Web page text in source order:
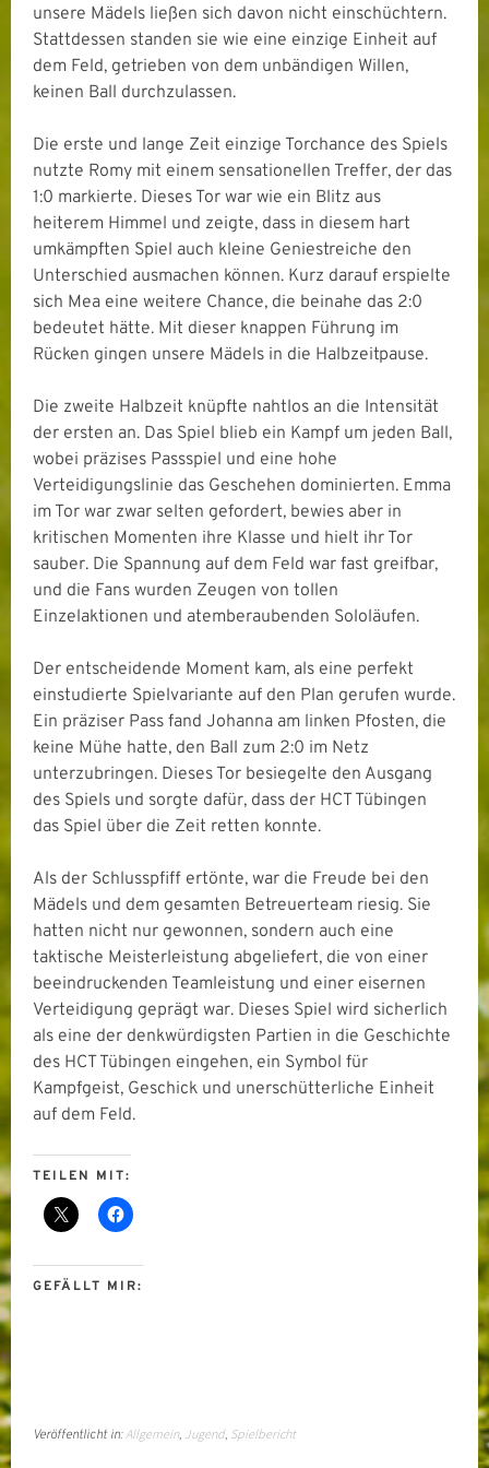
unsere Mädels ließen sich davon nicht einschüchtern.
Stattdessen standen sie wie eine einzige Einheit auf
dem Feld, getrieben von dem unbändigen Willen,
keinen Ball durchzulassen.
Die erste und lange Zeit einzige Torchance des Spiels
nutzte Romy mit einem sensationellen Treffer, der das
1:0 markierte. Dieses Tor war wie ein Blitz aus
heiterem Himmel und zeigte, dass in diesem hart
umkämpften Spiel auch kleine Geniestreiche den
Unterschied ausmachen können. Kurz darauf erspielte
sich Mea eine weitere Chance, die beinahe das 2:0
bedeutet hätte. Mit dieser knappen Führung im
Rücken gingen unsere Mädels in die Halbzeitpause.
Die zweite Halbzeit knüpfte nahtlos an die Intensität
der ersten an. Das Spiel blieb ein Kampf um jeden Ball,
wobei präzises Passspiel und eine hohe
Verteidigungslinie das Geschehen dominierten. Emma
im Tor war zwar selten gefordert, bewies aber in
kritischen Momenten ihre Klasse und hielt ihr Tor
sauber. Die Spannung auf dem Feld war fast greifbar,
und die Fans wurden Zeugen von tollen
Einzelaktionen und atemberaubenden Sololäufen.
Der entscheidende Moment kam, als eine perfekt
einstudierte Spielvariante auf den Plan gerufen wurde.
Ein präziser Pass fand Johanna am linken Pfosten, die
keine Mühe hatte, den Ball zum 2:0 im Netz
unterzubringen. Dieses Tor besiegelte den Ausgang
des Spiels und sorgte dafür, dass der HCT Tübingen
das Spiel über die Zeit retten konnte.
Als der Schlusspfiff ertönte, war die Freude bei den
Mädels und dem gesamten Betreuerteam riesig. Sie
hatten nicht nur gewonnen, sondern auch eine
taktische Meisterleistung abgeliefert, die von einer
beeindruckenden Teamleistung und einer eisernen
Verteidigung geprägt war. Dieses Spiel wird sicherlich
als eine der denkwürdigsten Partien in die Geschichte
des HCT Tübingen eingehen, ein Symbol für
Kampfgeist, Geschick und unerschütterliche Einheit
auf dem Feld.
TEILEN MIT:
GEFÄLLT MIR:
Veröffentlicht in:Allgemein, Jugend, Spielbericht